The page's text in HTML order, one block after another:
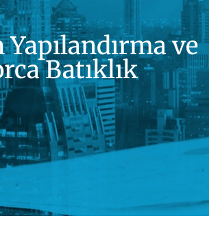
Yapılandırma ve
Batıklık